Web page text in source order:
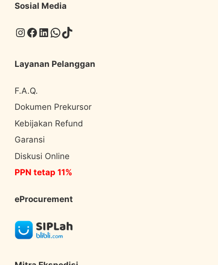
Sosial Media
Instagram
Facebook
LinkedIn
WhatsApp
TikTok
Layanan Pelanggan
F.A.Q.
Dokumen Prekursor
Kebijakan Refund
Garansi
Diskusi Online
PPN tetap 11%
eProcurement